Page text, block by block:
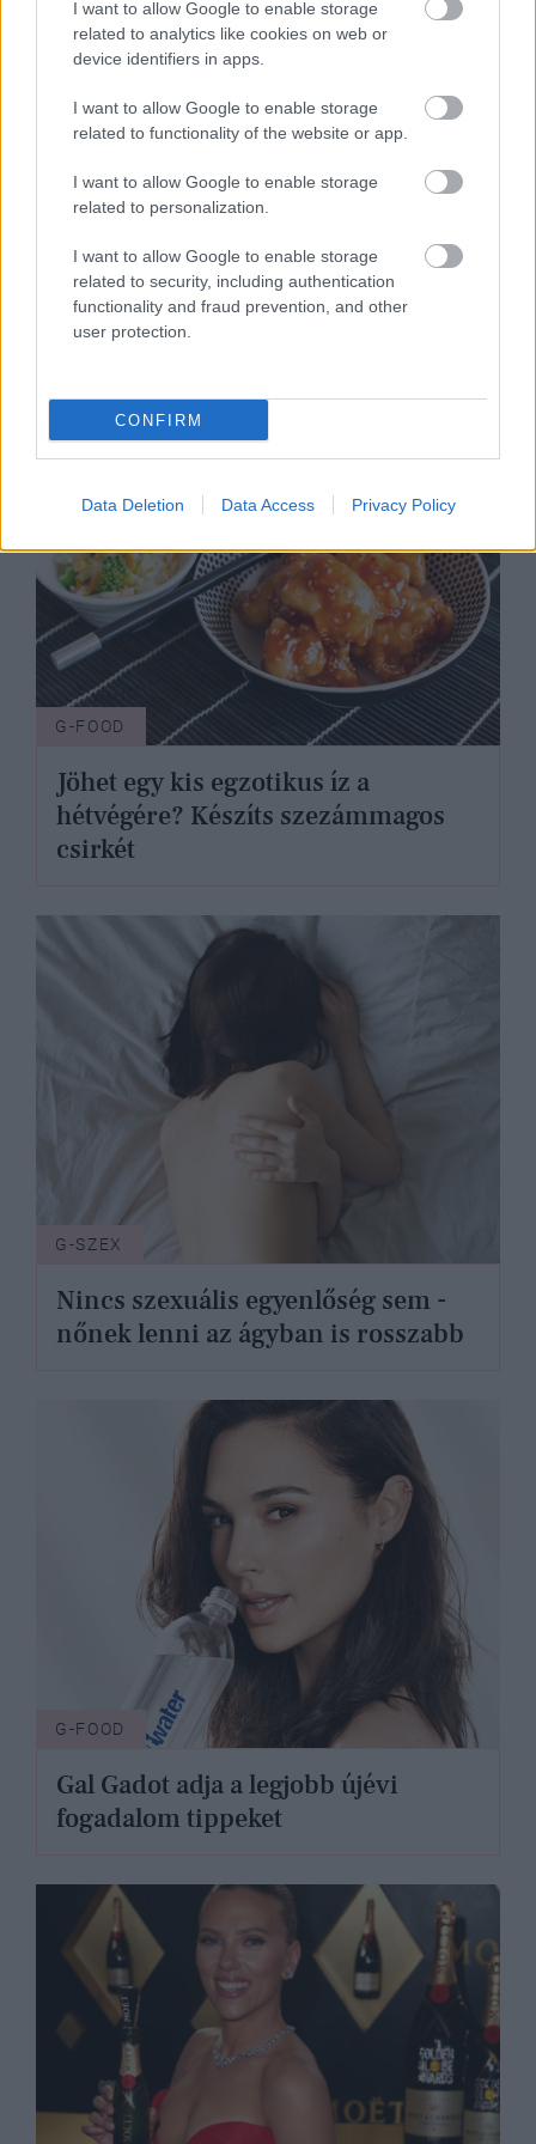
I want to allow Google to enable storage
related to analytics like cookies on web or
device identifiers in apps.
I want to allow Google to enable storage
related to functionality of the website or app.
I want to allow Google to enable storage
related to personalization.
I want to allow Google to enable storage
related to security, including authentication
functionality and fraud prevention, and other
user protection.
CONFIRM
Data Deletion Data Access Privacy Policy
Olasz régiók inspirálták: isteni
kapszulákkal újít a Nespresso
G-FOOD
Jöhet egy kis egzotikus íz a
hétvégére? Készíts szezámmagos
csirkét
G-SZEX
Nincs szexuális egyenlőség sem -
nőnek lenni az ágyban is rosszabb
G-FOOD
Gal Gadot adja a legjobb újévi
fogadalom tippeket